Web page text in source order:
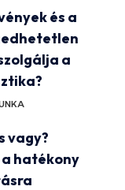
és a
a
vagy?
hatékony